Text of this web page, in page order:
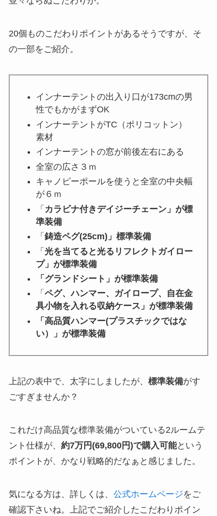
20個ものこだわりポイントがあるそうですが、そ
の一部をご紹介。
インナーテントの出入り口が173cmの男
性でもかがまずOK
インナーテントがTC（ポリコットン）
素材
インナーテントの窓が前後左右にある
全室の広さ３ｍ
キャノピーポールを使うと全室の中央幅
が６ｍ
「 カラビナ付きデイジーチェーン」が標
準装備
「 鋳造ペグ(25cm)」標準装備
「 光を当てると光るリフレクトガイロー
プ」が標準装備
「グランドシート」が標準装備
「 ペグ、ハンマー、ガイロープ、自在金
具小物を入れる収納ケース」が標準装備
「高品質ハンマー(プラスチックではな
い）」が標準装備
上記の表中で、太字にしましたが、 標準装備がす
ごすぎませんか？
これだけ高品質な標準装備がついている2ルームテ
ント仕様が、 約7万円(69,800円)で購入可能という
ポイントが、かなり戦略的だなぁと感じました。
気になる方は、詳しくは、 公式ホームページをご
確認下さいね。上記でご紹介したこだわりポイン